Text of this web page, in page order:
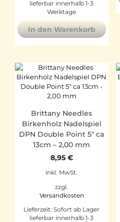
lieferbar innerhalb 1-3
Werktage
In den Warenkorb
Brittany Needles
Birkenholz Nadelspiel
DPN Double Point 5″ ca
13cm – 2,00 mm
8,95 €
inkl. MwSt.
zzgl.
Versandkosten
Lieferzeit:Sofort ab Lager
lieferbar innerhalb 1-3